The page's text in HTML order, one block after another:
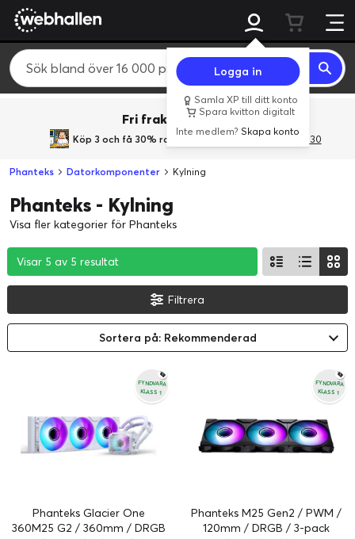
Logga in
Samla XP till ditt konto
Spara kvitton digitalt
Inte medlem?Skapa konto
Fri frakt över 800 kr.
Köp 3 och få 30% rabatt med rabattkoden 3Gives30
Phanteks Datorkomponenter Kylning
Phanteks - Kylning
Visa fler kategorier för Phanteks
Visar 5 av 5 resultat
Visar 5 av 5 resultat
Visar 5 av 5 resultat
Filtrera
Sortera på: Rekommenderad
FYNDVARA
KLASS 1
Phanteks Glacier One
360M25 G2 / 360mm / DRGB
FYNDVARA
KLASS 1
Phanteks M25 Gen2 / PWM /
120mm / DRGB / 3-pack